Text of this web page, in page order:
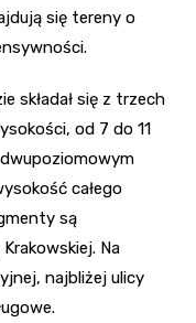
się tereny o
składał się z trzech
od 7 do 11
całego
są
Na
najbliżej ulicy